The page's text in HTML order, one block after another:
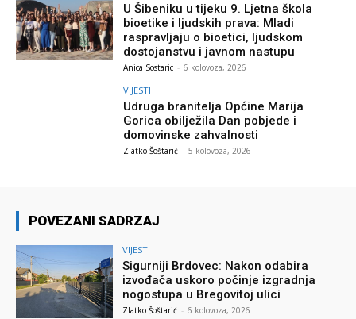
U Šibeniku u tijeku 9. Ljetna škola
bioetike i ljudskih prava: Mladi
raspravljaju o bioetici, ljudskom
dostojanstvu i javnom nastupu
Anica Sostaric - 6 kolovoza, 2026
VIJESTI
Udruga branitelja Općine Marija
Gorica obilježila Dan pobjede i
domovinske zahvalnosti
Zlatko Šoštarić - 5 kolovoza, 2026
POVEZANI SADRZAJ
VIJESTI
Sigurniji Brdovec: Nakon odabira
izvođača uskoro počinje izgradnja
nogostupa u Bregovitoj ulici
Zlatko Šoštarić - 6 kolovoza, 2026